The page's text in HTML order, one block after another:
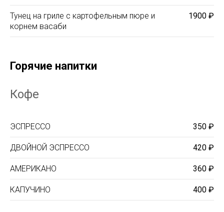
Тунец на гриле с картофельным пюре и
корнем васаби
1900 ₽
Горячие напитки
Кофе
ЭСПРЕССО 350 ₽
ДВОЙНОЙ ЭСПРЕССО 420 ₽
АМЕРИКАНО 360 ₽
КАПУЧИНО 400 ₽